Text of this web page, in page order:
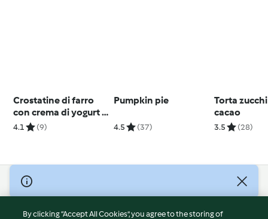
Crostatine di farro
con crema di yogurt e
composta di ciliegie
4.1 (9)
Pumpkin pie
4.5 (37)
Torta
cacao
3.5 (28)
© Copyright 2026
Terms of Service
By clicking “Accept All Cookies”, you agree to the storing of